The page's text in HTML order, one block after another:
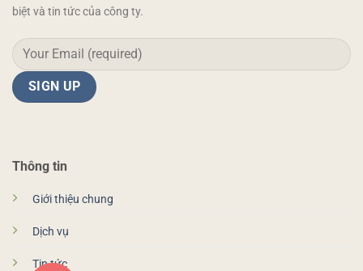
Thông tin
Giới thiệu chung
Dịch vụ
Tin tức
biệt và tin tức của công ty.